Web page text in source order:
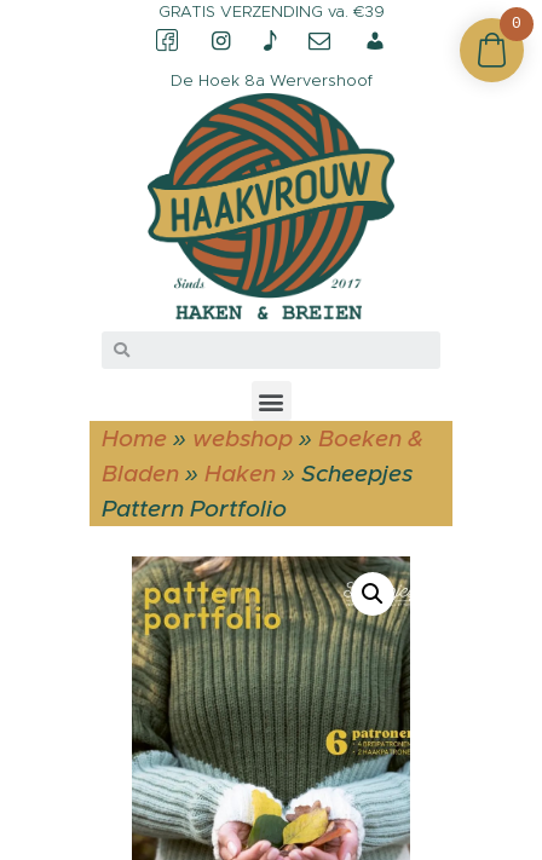
GRATIS VERZENDING va. €39
De Hoek 8a Wervershoof
Home » webshop » Boeken &
Bladen » Haken » Scheepjes
Pattern Portfolio
CONTACT &
OPENINGSTIJDEN
OVER HAAKVROUW
MIJN ACCOUNT
0